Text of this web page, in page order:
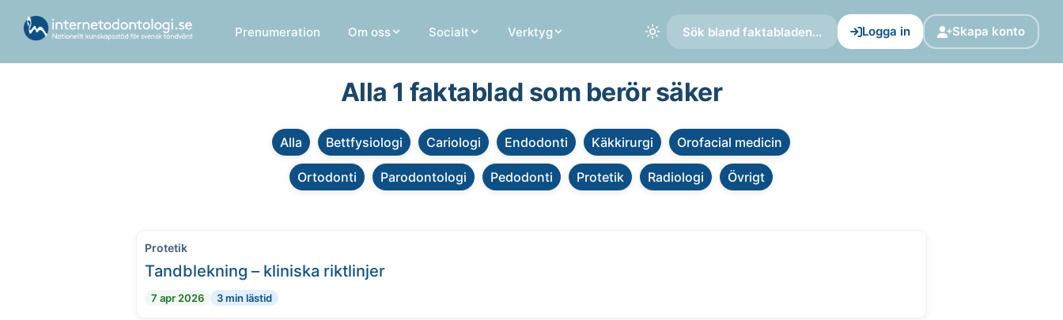
Prenumeration Om oss Socialt Verktyg Sök bland faktabladen... Logga in Skapa konto
Alla 1 faktablad som berör säker
Alla Bettfysiologi Cariologi Endodonti Käkkirurgi Orofacial medicin
Ortodonti Parodontologi Pedodonti Protetik Radiologi Övrigt
Protetik
Tandblekning – kliniska riktlinjer
7 apr 2026 3 min lästid